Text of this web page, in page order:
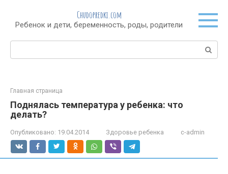
контенту
Chudopredki.com
Ребенок и дети, беременность, роды, родители
Поиск:
Главная страница
Поднялась температура у ребенка: что
делать?
Опубликовано: 19.04.2014 Здоровье ребенка c-admin